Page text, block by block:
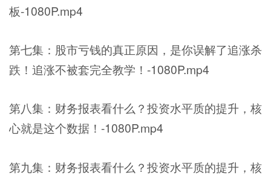
板-1080P.mp4
第七集：股市亏钱的真正原因，是你误解了追涨杀
跌！追涨不被套完全教学！-1080P.mp4
第八集：财务报表看什么？投资水平质的提升，核
心就是这个数据！-1080P.mp4
第九集：财务报表看什么？投资水平质的提升，核